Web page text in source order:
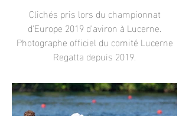
Clichés pris lors du championnat
d'Europe 2019 d'aviron à Lucerne.
Photographe officiel du comité Lucerne
Regatta depuis 2019.